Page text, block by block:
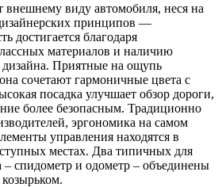
внешнему виду автомобиля, неся на
принципов —
достигается благодаря
материалов и наличию
Приятные на ощупь
сочетают гармоничные цвета с
посадка улучшает обзор дороги,
более безопасным. Традиционно
эргономика на самом
управления находятся в
местах. Два типичных для
спидометр и одометр – объединены